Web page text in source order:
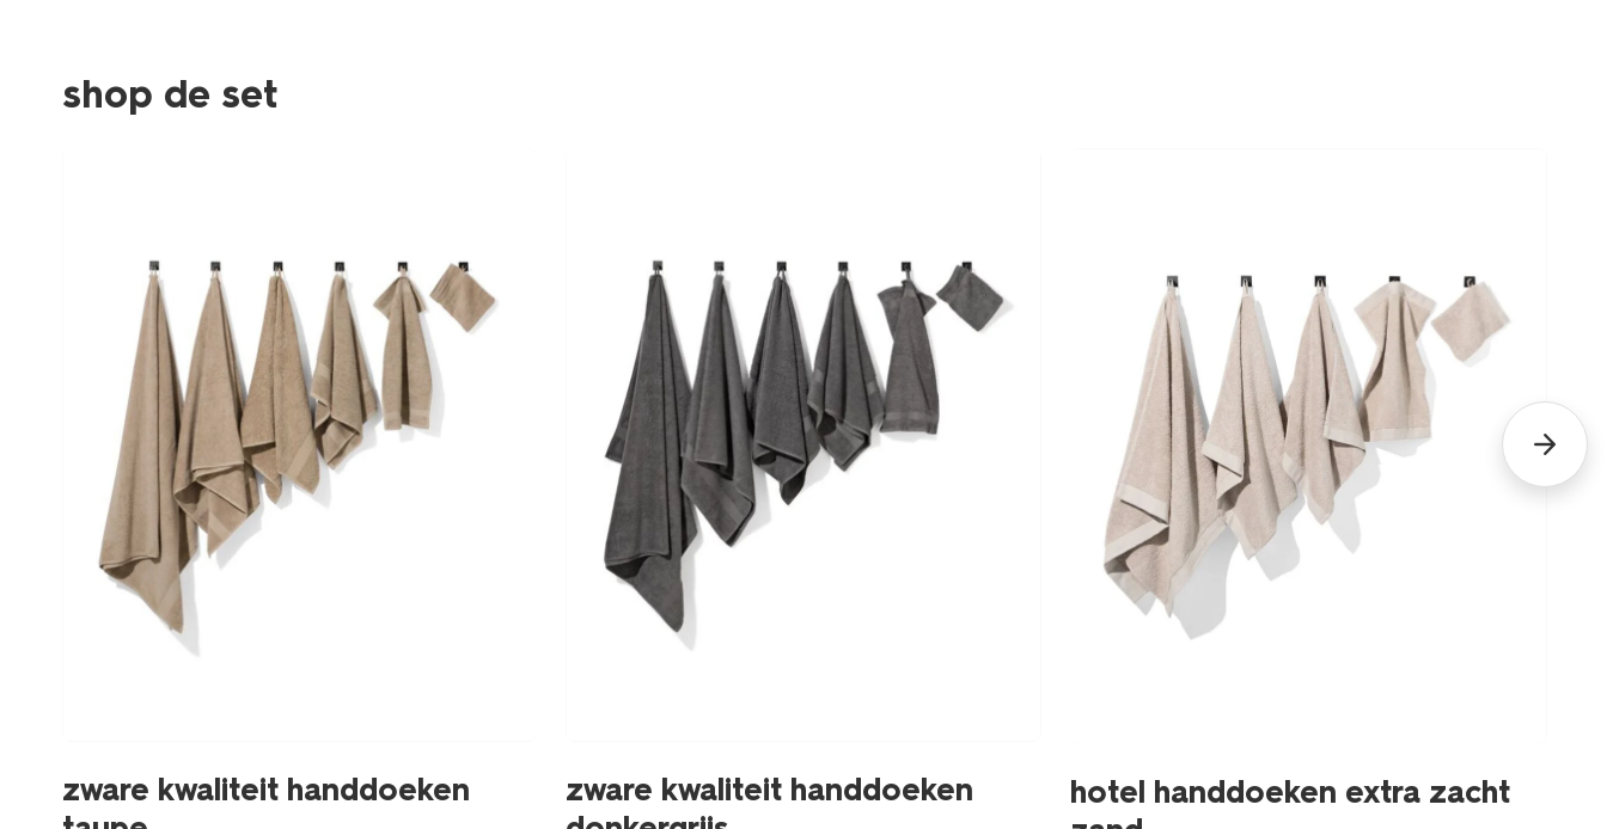
image
shop de set
zware kwaliteit handdoeken
zware kwaliteit handdoeken
hotel handdoeken extra zacht